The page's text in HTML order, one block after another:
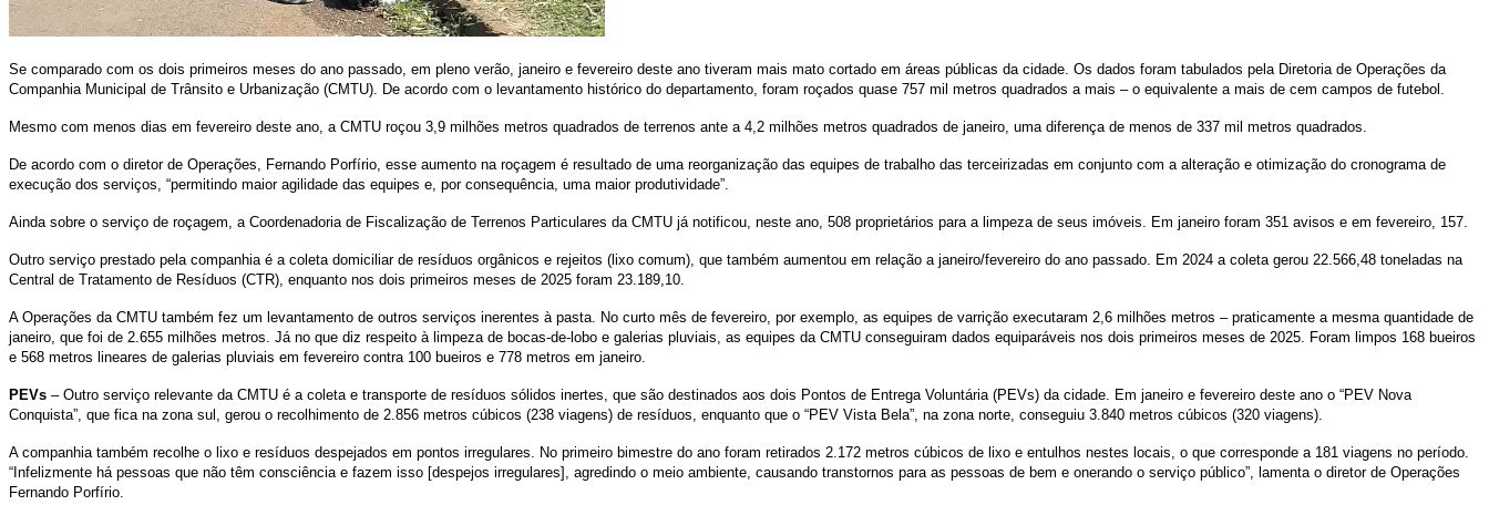
Se comparado com os dois primeiros meses do ano passado, em pleno verão, janeiro e fevereiro deste ano tiveram mais mato cortado em áreas públicas da cidade. Os dados foram tabulados pela Diretoria de Operações da
Companhia Municipal de Trânsito e Urbanização (CMTU). De acordo com o levantamento histórico do departamento, foram roçados quase 757 mil metros quadrados a mais – o equivalente a mais de cem campos de futebol.
Mesmo com menos dias em fevereiro deste ano, a CMTU roçou 3,9 milhões metros quadrados de terrenos ante a 4,2 milhões metros quadrados de janeiro, uma diferença de menos de 337 mil metros quadrados.
De acordo com o diretor de Operações, Fernando Porfírio, esse aumento na roçagem é resultado de uma reorganização das equipes de trabalho das terceirizadas em conjunto com a alteração e otimização do cronograma de
execução dos serviços, “permitindo maior agilidade das equipes e, por consequência, uma maior produtividade”.
Ainda sobre o serviço de roçagem, a Coordenadoria de Fiscalização de Terrenos Particulares da CMTU já notificou, neste ano, 508 proprietários para a limpeza de seus imóveis. Em janeiro foram 351 avisos e em fevereiro, 157.
Outro serviço prestado pela companhia é a coleta domiciliar de resíduos orgânicos e rejeitos (lixo comum), que também aumentou em relação a janeiro/fevereiro do ano passado. Em 2024 a coleta gerou 22.566,48 toneladas na
Central de Tratamento de Resíduos (CTR), enquanto nos dois primeiros meses de 2025 foram 23.189,10.
A Operações da CMTU também fez um levantamento de outros serviços inerentes à pasta. No curto mês de fevereiro, por exemplo, as equipes de varrição executaram 2,6 milhões metros – praticamente a mesma quantidade de
janeiro, que foi de 2.655 milhões metros. Já no que diz respeito à limpeza de bocas-de-lobo e galerias pluviais, as equipes da CMTU conseguiram dados equiparáveis nos dois primeiros meses de 2025. Foram limpos 168 bueiros
e 568 metros lineares de galerias pluviais em fevereiro contra 100 bueiros e 778 metros em janeiro.
PEVs – Outro serviço relevante da CMTU é a coleta e transporte de resíduos sólidos inertes, que são destinados aos dois Pontos de Entrega Voluntária (PEVs) da cidade. Em janeiro e fevereiro deste ano o “PEV Nova
Conquista”, que fica na zona sul, gerou o recolhimento de 2.856 metros cúbicos (238 viagens) de resíduos, enquanto que o “PEV Vista Bela”, na zona norte, conseguiu 3.840 metros cúbicos (320 viagens).
A companhia também recolhe o lixo e resíduos despejados em pontos irregulares. No primeiro bimestre do ano foram retirados 2.172 metros cúbicos de lixo e entulhos nestes locais, o que corresponde a 181 viagens no período.
“Infelizmente há pessoas que não têm consciência e fazem isso [despejos irregulares], agredindo o meio ambiente, causando transtornos para as pessoas de bem e onerando o serviço público”, lamenta o diretor de Operações
Fernando Porfírio.